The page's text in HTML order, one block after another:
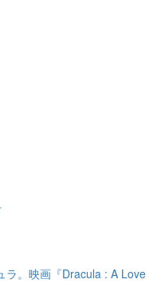
ラ。映画『Dracula : A Love